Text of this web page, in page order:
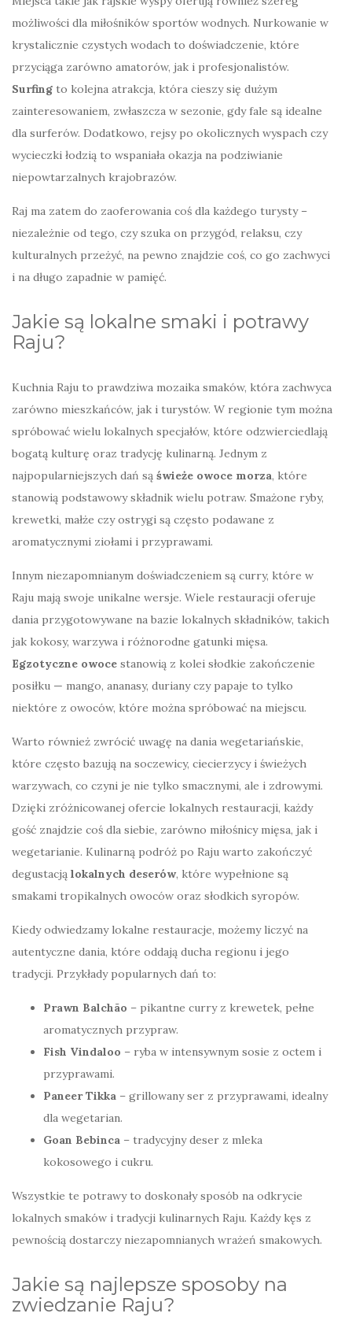
możliwości dla miłośników sportów wodnych. Nurkowanie w
krystalicznie czystych wodach to doświadczenie, które
przyciąga zarówno amatorów, jak i profesjonalistów.
Surfing to kolejna atrakcja, która cieszy się dużym
zainteresowaniem, zwłaszcza w sezonie, gdy fale są idealne
dla surferów. Dodatkowo, rejsy po okolicznych wyspach czy
wycieczki łodzią to wspaniała okazja na podziwianie
niepowtarzalnych krajobrazów.
Raj ma zatem do zaoferowania coś dla każdego turysty –
niezależnie od tego, czy szuka on przygód, relaksu, czy
kulturalnych przeżyć, na pewno znajdzie coś, co go zachwyci
i na długo zapadnie w pamięć.
Jakie są lokalne smaki i potrawy
Raju?
Kuchnia Raju to prawdziwa mozaika smaków, która zachwyca
zarówno mieszkańców, jak i turystów. W regionie tym można
spróbować wielu lokalnych specjałów, które odzwierciedlają
bogatą kulturę oraz tradycję kulinarną. Jednym z
najpopularniejszych dań są świeże owoce morza, które
stanowią podstawowy składnik wielu potraw. Smażone ryby,
krewetki, małże czy ostrygi są często podawane z
aromatycznymi ziołami i przyprawami.
Innym niezapomnianym doświadczeniem są curry, które w
Raju mają swoje unikalne wersje. Wiele restauracji oferuje
dania przygotowywane na bazie lokalnych składników, takich
jak kokosy, warzywa i różnorodne gatunki mięsa.
Egzotyczne owoce stanowią z kolei słodkie zakończenie
posiłku — mango, ananasy, duriany czy papaje to tylko
niektóre z owoców, które można spróbować na miejscu.
Warto również zwrócić uwagę na dania wegetariańskie,
które często bazują na soczewicy, ciecierzycy i świeżych
warzywach, co czyni je nie tylko smacznymi, ale i zdrowymi.
Dzięki zróżnicowanej ofercie lokalnych restauracji, każdy
gość znajdzie coś dla siebie, zarówno miłośnicy mięsa, jak i
wegetarianie. Kulinarną podróż po Raju warto zakończyć
degustacją lokalnych deserów, które wypełnione są
smakami tropikalnych owoców oraz słodkich syropów.
Kiedy odwiedzamy lokalne restauracje, możemy liczyć na
autentyczne dania, które oddają ducha regionu i jego
tradycji. Przykłady popularnych dań to:
Prawn Balchão – pikantne curry z krewetek, pełne
aromatycznych przypraw.
Fish Vindaloo – ryba w intensywnym sosie z octem i
przyprawami.
Paneer Tikka – grillowany ser z przyprawami, idealny
dla wegetarian.
Goan Bebinca – tradycyjny deser z mleka
kokosowego i cukru.
Wszystkie te potrawy to doskonały sposób na odkrycie
lokalnych smaków i tradycji kulinarnych Raju. Każdy kęs z
pewnością dostarczy niezapomnianych wrażeń smakowych.
Jakie są najlepsze sposoby na
zwiedzanie Raju?